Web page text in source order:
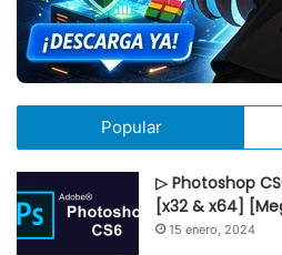
Popular
▷ Photoshop
[x32 & x64]
15 enero, 2024